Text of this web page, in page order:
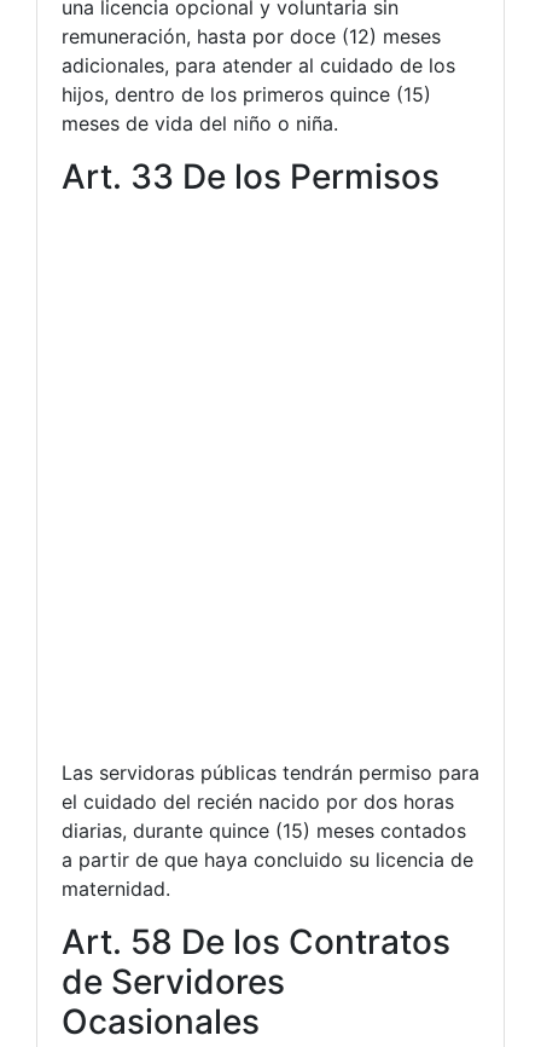
una licencia opcional y voluntaria sin
remuneración, hasta por doce (12) meses
adicionales, para atender al cuidado de los
hijos, dentro de los primeros quince (15)
meses de vida del niño o niña.
Art. 33 De los Permisos
Las servidoras públicas tendrán permiso para
el cuidado del recién nacido por dos horas
diarias, durante quince (15) meses contados
a partir de que haya concluido su licencia de
maternidad.
Art. 58 De los Contratos
de Servidores
Ocasionales